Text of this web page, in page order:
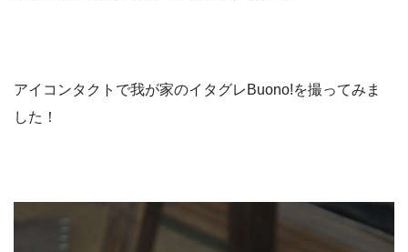
アイコンタクトで我が家のイタグレBuono!を撮ってみま
した！